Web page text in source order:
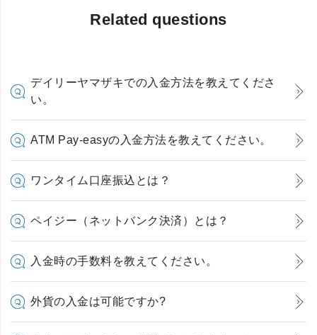
Related questions
デイリーヤマザキでの入金方法を教えてくださ
い。
ATM Pay-easyの入金方法を教えてください。
ワンタイム口座振込とは？
ペイジー（ネットバンク決済）とは？
入金時の手数料を教えてください。
外貨の入金は可能ですか?